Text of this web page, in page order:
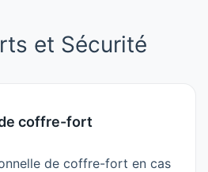
et Sécurité
coffre-fort
de coffre-fort en cas